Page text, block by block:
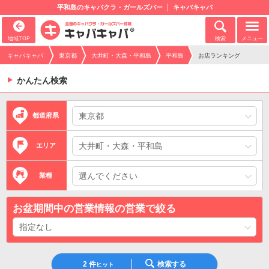
平和島のキャバクラ・ガールズバー キャバキャバ
地域TOP 検索 メニュー
キャバキャバ 東京都 大井町・大森・平和島 平和島 お店ランキング
かんたん検索
都道府県
エリア
業種
お盆期間中の営業情報の営業で絞る
2 件ヒット 検索する